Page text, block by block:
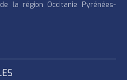
la région Occitanie Pyrénées-